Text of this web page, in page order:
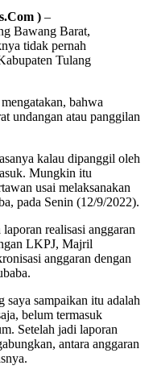
) –
Bawang Barat,
tidak pernah
Tulang
bahwa
undangan atau panggilan
kalau dipanggil oleh
Mungkin itu
usai melaksanakan
pada Senin (12/9/2022).
realisasi anggaran
LKPJ, Majril
anggaran dengan
sampaikan itu adalah
belum termasuk
Setelah jadi laporan
antara anggaran